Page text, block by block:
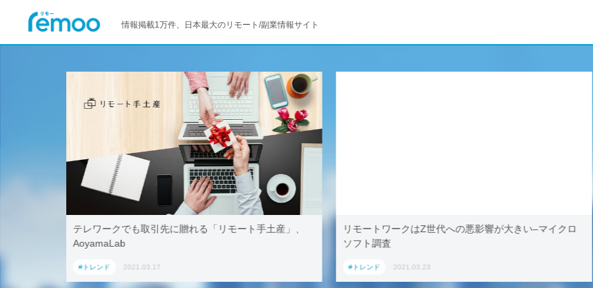
情報掲載1万件、日本最大のリモート/副業情報サイト
テレワークでも取引先に贈れる「リモート手土産」、
AoyamaLab
#トレンド 2021.03.17
リモートワークはZ世代への悪影響が大きい–マイクロ
ソフト調査
#トレンド 2021.03.23